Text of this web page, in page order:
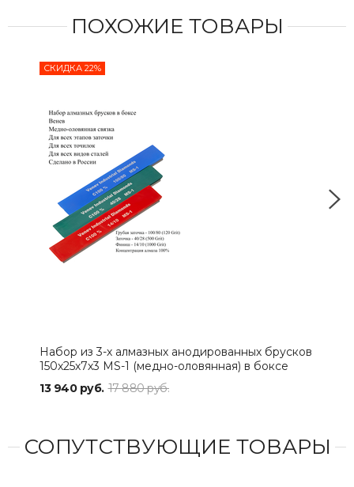
ПОХОЖИЕ ТОВАРЫ
СКИДКА 22%
Набор из 3-х алмазных анодированных брусков
150х25х7х3 MS-1 (медно-оловянная) в боксе
13 940 руб. 17 880 руб.
СОПУТСТВУЮЩИЕ ТОВАРЫ